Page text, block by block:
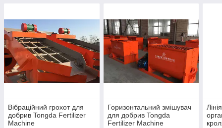
Вібраційний грохот для
добрив Tongda Fertilizer
Machine
Горизонтальний змішувач
для добрив Tongda
Fertilizer Machine